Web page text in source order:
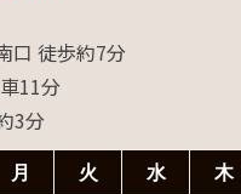
口 徒歩約7分
11分
3分
月 火 水 木